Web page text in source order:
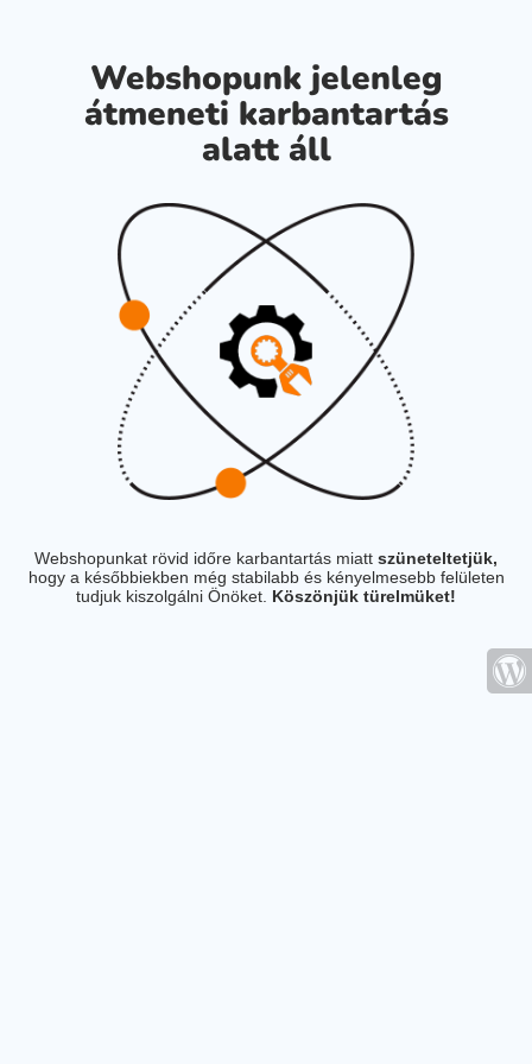
Webshopunk jelenleg
átmeneti karbantartás
alatt áll
Webshopunkat rövid időre karbantartás miatt szüneteltetjük,
hogy a későbbiekben még stabilabb és kényelmesebb felületen
tudjuk kiszolgálni Önöket. Köszönjük türelmüket!